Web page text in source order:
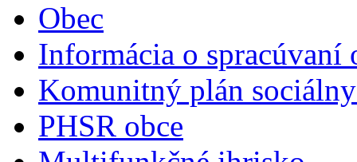
Obec
Informácia o spracúvaní
Komunitný plán
PHSR obce